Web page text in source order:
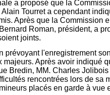
a proposé que la
Tourret a cependant
Après que la Commission
Roman, président, a
joints.
l'enregistrement
Après avoir indiqué
Bredin, MM. Charles
rencontrées lors de sa
placés en garde à vue